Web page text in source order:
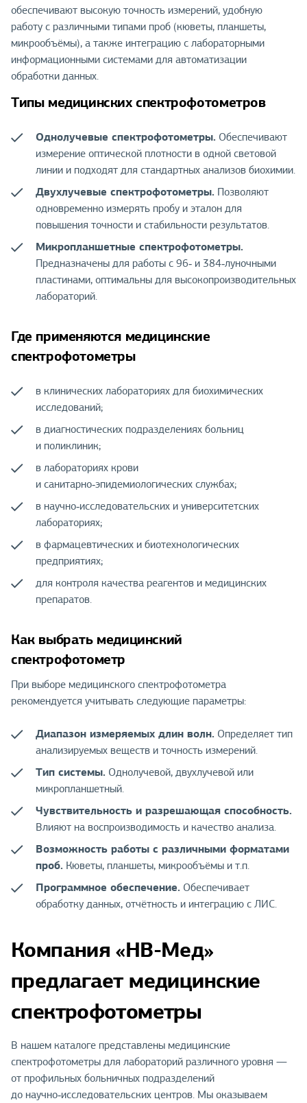
обеспечивают высокую точность измерений, удобную
работу с различными типами проб (кюветы, планшеты,
микрообъёмы), а также интеграцию с лабораторными
информационными системами для автоматизации
обработки данных.
Типы медицинских спектрофотометров
Однолучевые спектрофотометры. Обеспечивают
измерение оптической плотности в одной световой
линии и подходят для стандартных анализов биохимии.
Двухлучевые спектрофотометры. Позволяют
одновременно измерять пробу и эталон для
повышения точности и стабильности результатов.
Микропланшетные спектрофотометры.
Предназначены для работы с 96‑ и 384‑луночными
пластинами, оптимальны для высокопроизводительных
лабораторий.
Где применяются медицинские
спектрофотометры
в клинических лабораториях для биохимических
исследований;
в диагностических подразделениях больниц
и поликлиник;
в лабораториях крови
и санитарно‑эпидемиологических службах;
в научно‑исследовательских и университетских
лабораториях;
в фармацевтических и биотехнологических
предприятиях;
для контроля качества реагентов и медицинских
препаратов.
Как выбрать медицинский
спектрофотометр
При выборе медицинского спектрофотометра
рекомендуется учитывать следующие параметры:
Диапазон измеряемых длин волн. Определяет тип
анализируемых веществ и точность измерений.
Тип системы. Однолучевой, двухлучевой или
микропланшетный.
Чувствительность и разрешающая способность.
Влияют на воспроизводимость и качество анализа.
Возможность работы с различными форматами
проб. Кюветы, планшеты, микрообъёмы и т.п.
Программное обеспечение. Обеспечивает
обработку данных, отчётность и интеграцию с ЛИС.
Компания «НВ-Мед»
предлагает медицинские
спектрофотометры
В нашем каталоге представлены медицинские
спектрофотометры для лабораторий различного уровня —
от профильных больничных подразделений
до научно‑исследовательских центров. Мы оказываем